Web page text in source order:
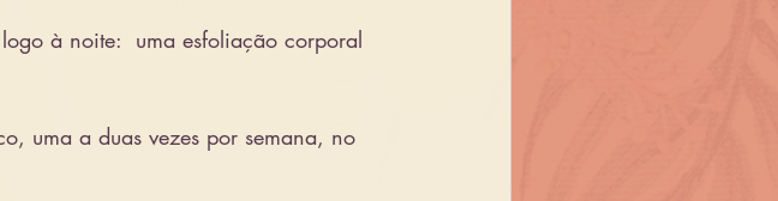
à noite:  uma esfoliação corporal
uma a duas vezes por semana, no